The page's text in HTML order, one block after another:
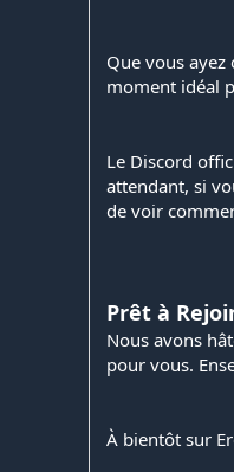
Que vous
moment idéal
Le Discord
attendant, si
de voir
Prêt à
Nous avons
pour vous.
À bientôt sur